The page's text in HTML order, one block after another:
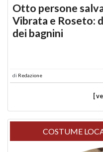
Otto persone
Vibrata e Roseto:
dei bagnini
di Redazione
[
COSTUME